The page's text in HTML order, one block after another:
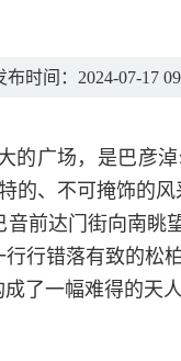
布时间：2024-07-17
广场，是巴彦淖
的、不可掩饰的
前达门街向南眺
行错落有致的
了一幅难得的天